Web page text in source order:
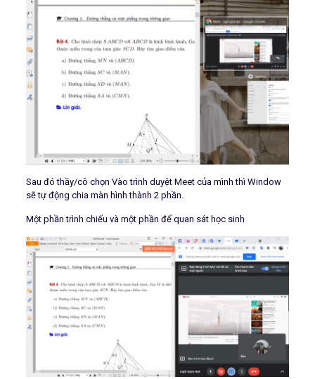
Sau đó thầy/cô chọn Vào trình duyệt Meet của mình thì Window
sẽ tự động chia màn hình thành 2 phần.
Một phần trình chiếu và một phần để quan sát học sinh